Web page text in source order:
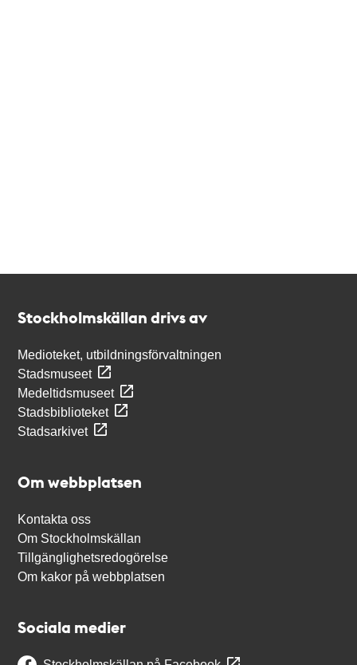
Stockholmskällan drivs av
Medioteket, utbildningsförvaltningen
Stadsmuseet
Medeltidsmuseet
Stadsbiblioteket
Stadsarkivet
Om webbplatsen
Kontakta oss
Om Stockholmskällan
Tillgänglighetsredogörelse
Om kakor på webbplatsen
Sociala medier